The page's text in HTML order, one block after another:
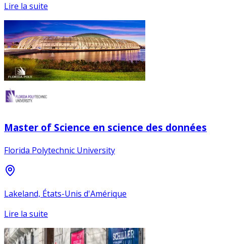
Lire la suite
Master of Science en science des données
Florida Polytechnic University
Lakeland, États-Unis d'Amérique
Lire la suite